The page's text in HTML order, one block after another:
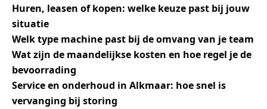
Huren, leasen of kopen: welke keuze past bij jouw
situatie
Welk type machine past bij de omvang van je team
Wat zijn de maandelijkse kosten en hoe regel je de
bevoorrading
Service en onderhoud in Alkmaar: hoe snel is
vervanging bij storing